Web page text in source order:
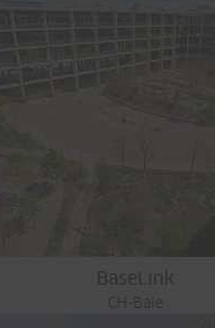
BaseLink
CH-Bâle